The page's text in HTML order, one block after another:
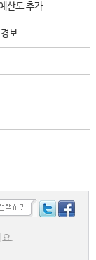
산도 추가
보
요.